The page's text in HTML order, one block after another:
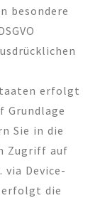
besondere
erfolgt
Grundlage
Sie in die
Zugriff auf
Device-
die